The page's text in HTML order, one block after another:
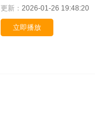
更新： 2026-01-26 19:48:20
立即播放